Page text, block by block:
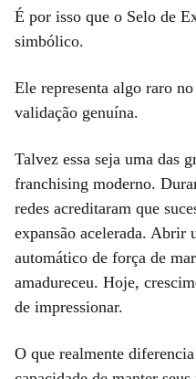
É por isso que o Selo de
simbólico.
Ele representa algo raro
validação genuína.
Talvez essa seja uma das
franchising moderno.
redes acreditaram que
expansão acelerada. Abrir
automático de força de
amadureceu. Hoje,
de impressionar.
O que realmente